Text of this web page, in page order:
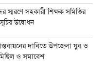
স্মরণে সহকারী শিক্ষক সমিতির
উদ্বোধন
দাবিতে উপজেলা যুব ও
ও সমাবেশ